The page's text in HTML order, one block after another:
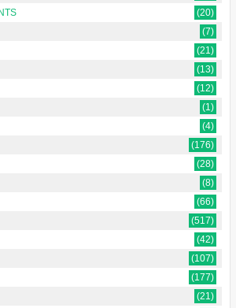
(20)
(7)
(21)
(13)
(12)
(1)
(4)
(176)
(28)
(8)
(66)
(517)
(42)
(107)
(177)
(21)